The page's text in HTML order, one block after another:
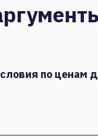
по ценам